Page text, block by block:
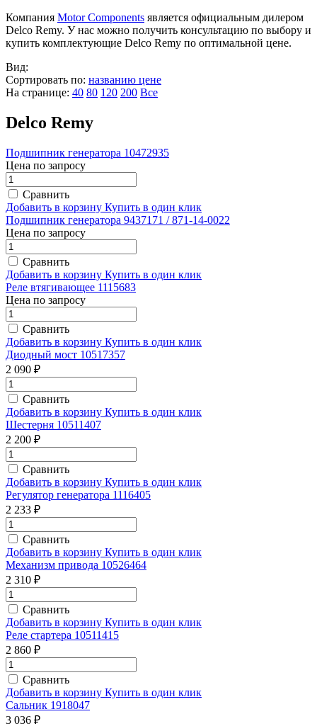
Компания Motor Components является официальным дилером
Delco Remy. У нас можно получить консультацию по выбору и
купить комплектующие Delco Remy по оптимальной цене.
Вид:
Сортировать по: названию цене
На странице: 40 80 120 200 Все
Delco Remy
Подшипник генератора 10472935
Цена по запросу
Сравнить
Добавить в корзину Купить в один клик
Подшипник генератора 9437171 / 871-14-0022
Цена по запросу
Сравнить
Добавить в корзину Купить в один клик
Реле втягивающее 1115683
Цена по запросу
Сравнить
Добавить в корзину Купить в один клик
Диодный мост 10517357
2 090 ₽
Сравнить
Добавить в корзину Купить в один клик
Шестерня 10511407
2 200 ₽
Сравнить
Добавить в корзину Купить в один клик
Регулятор генератора 1116405
2 233 ₽
Сравнить
Добавить в корзину Купить в один клик
Механизм привода 10526464
2 310 ₽
Сравнить
Добавить в корзину Купить в один клик
Реле стартера 10511415
2 860 ₽
Сравнить
Добавить в корзину Купить в один клик
Сальник 1918047
3 036 ₽